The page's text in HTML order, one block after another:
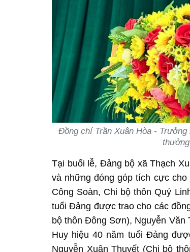
Đồng chí Trần Xuân Hòa -
Tại buổi lễ, Đảng bộ xã Thạch
và những đóng góp tích cực
Công Soàn, Chi bộ thôn Quý
tuổi Đảng được trao cho các
bộ thôn Đông Sơn), Nguyễn Văn
Huy hiệu 40 năm tuổi Đảng
Nguyễn Xuân Thuyết (Chi bộ